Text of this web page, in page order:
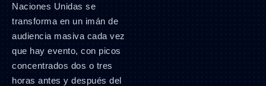
Naciones Unidas se
transforma en un imán de
audiencia masiva cada vez
que hay evento, con picos
concentrados dos o tres
horas antes y después del